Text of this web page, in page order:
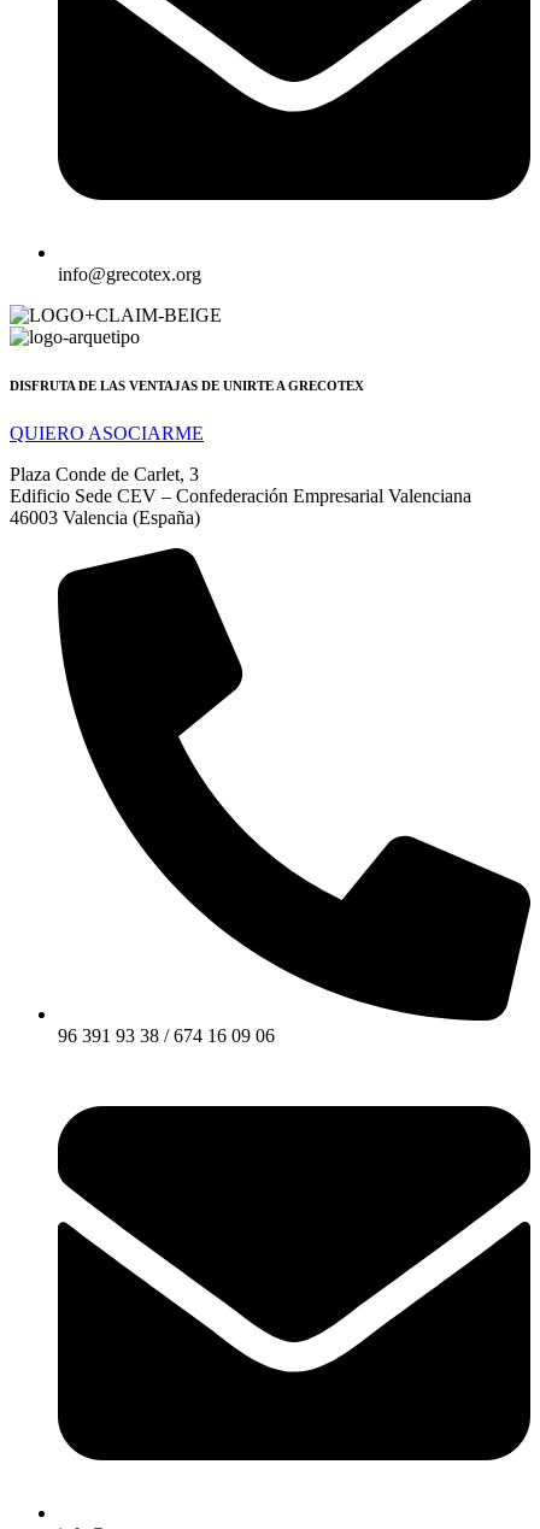
info@grecotex.org
DISFRUTA DE LAS VENTAJAS DE UNIRTE A GRECOTEX
QUIERO ASOCIARME
Plaza Conde de Carlet, 3
Edificio Sede CEV – Confederación Empresarial Valenciana
46003 Valencia (España)
96 391 93 38 / 674 16 09 06